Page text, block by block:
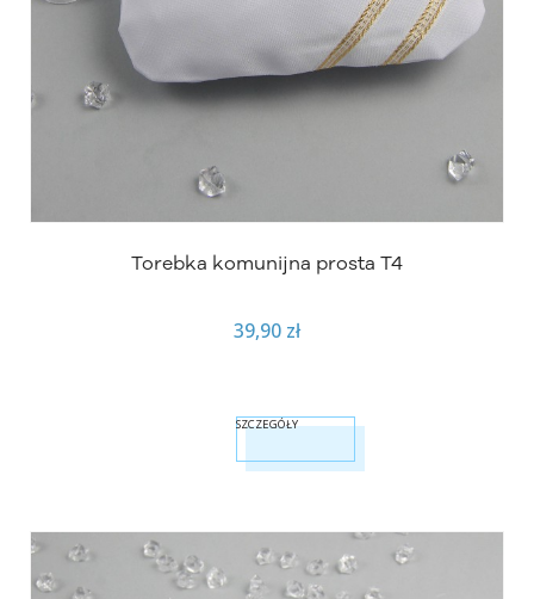
Torebka komunijna prosta T4
39,90 zł
SZCZEGÓŁY